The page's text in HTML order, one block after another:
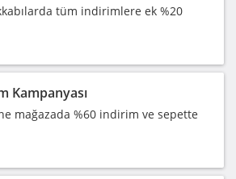
tüm indirimlere ek %20
Kampanyası
mağazada %60 indirim ve sepette